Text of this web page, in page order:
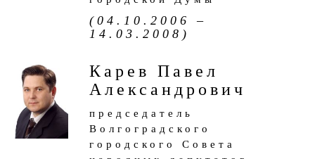
(04.10.2006 –
14.03.2008)
Карев Павел
Александрович
председатель
Волгоградского
городского Совета